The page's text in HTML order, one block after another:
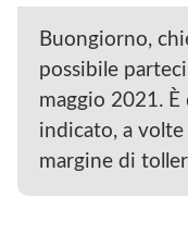
Buongiorno,
possibile
maggio 2021.
indicato, a
margine di